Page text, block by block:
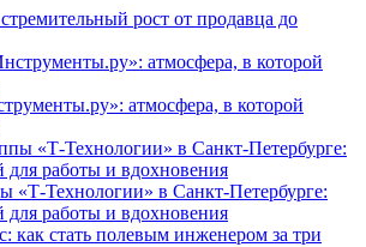
рост от продавца до
атмосфера, в которой
«Т-Технологии» в Санкт-Петербурге:
для работы и вдохновения